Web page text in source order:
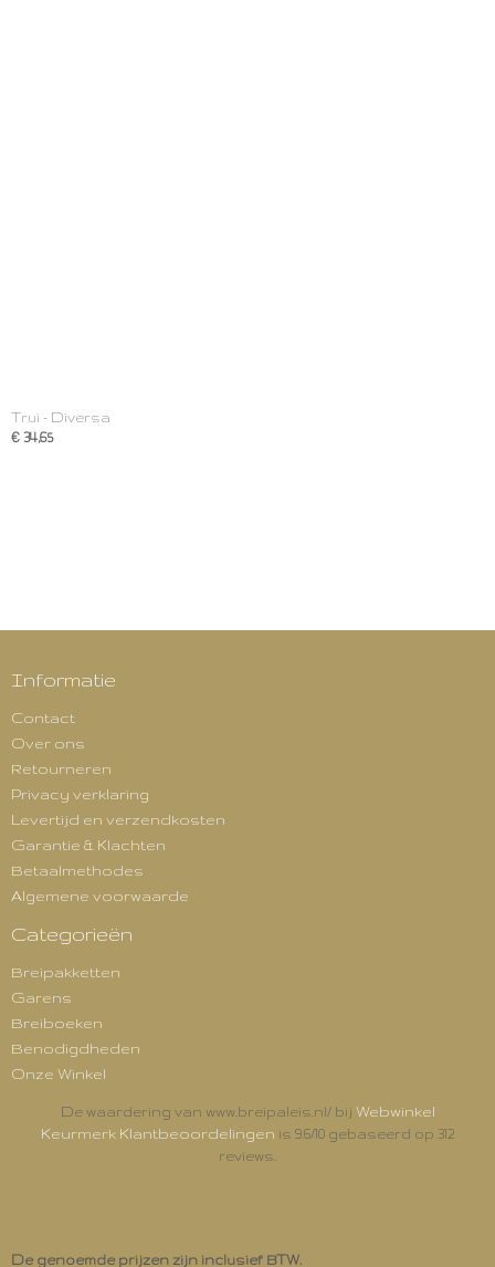
Trui - Diversa
€ 34,65
Informatie
Contact
Over ons
Retourneren
Privacy verklaring
Levertijd en verzendkosten
Garantie & Klachten
Betaalmethodes
Algemene voorwaarde
Categorieën
Breipakketten
Garens
Breiboeken
Benodigdheden
Onze Winkel
De waardering van www.breipaleis.nl/ bij Webwinkel
Keurmerk Klantbeoordelingen is 9.6/10 gebaseerd op 312
reviews.
De genoemde prijzen zijn inclusief BTW.